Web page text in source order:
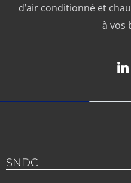
d’air conditionné et
à vos
SNDC